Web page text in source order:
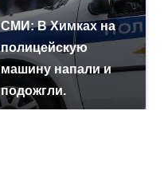
СМИ: В Химках на
полицейскую
машину напали и
подожгли.